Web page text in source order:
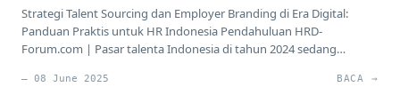
Strategi Talent Sourcing dan Employer Branding di Era Digital:
Panduan Praktis untuk HR Indonesia Pendahuluan HRD-
Forum.com | Pasar talenta Indonesia di tahun 2024 sedang
menunjukkan bahwa meskipun 67% karyawan mendapatkan
— 08 June 2025 BACA →